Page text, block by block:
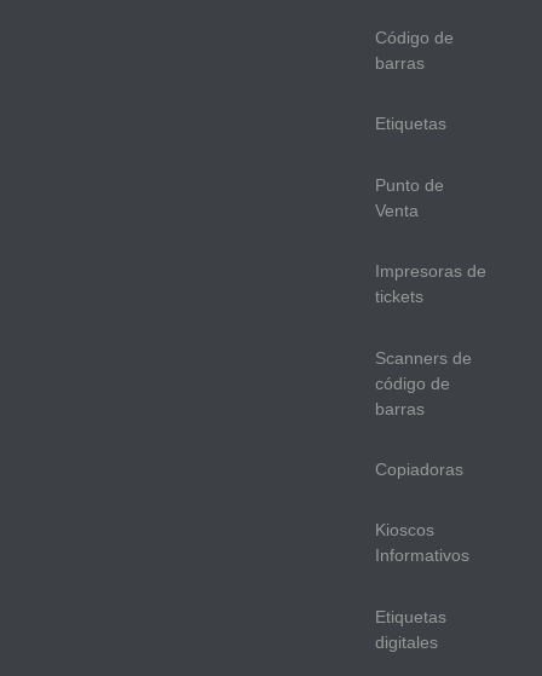
Código de
barras
Etiquetas
Punto de
Venta
Impresoras de
tickets
Scanners de
código de
barras
Copiadoras
Kioscos
Informativos
Etiquetas
digitales